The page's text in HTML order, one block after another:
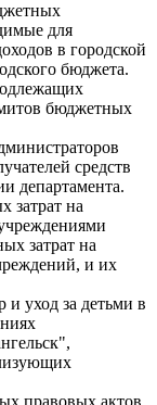
для
в городской
бюджета.
бюджетных
средств
департамента.
затрат на
затрат на
и их
и уход за детьми в
правовых актов